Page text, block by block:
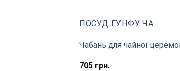
ПОСУД ГУНФУ ЧА
Чабань для чайної
705грн.